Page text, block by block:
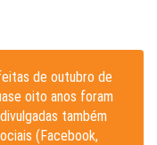
de outubro de
oito anos foram
também
(Facebook,